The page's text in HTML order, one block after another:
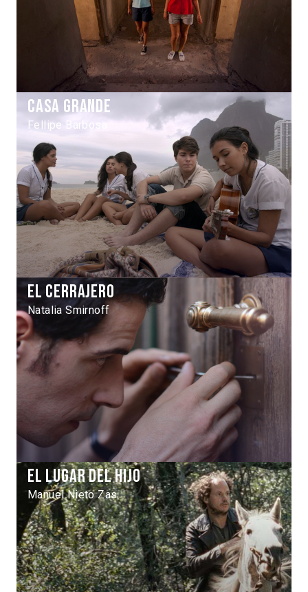
Casa grande
Fellipe Barbosa
El Cerrajero
Natalia Smirnoff
El lugar del hijo
Manuel Nieto Zas